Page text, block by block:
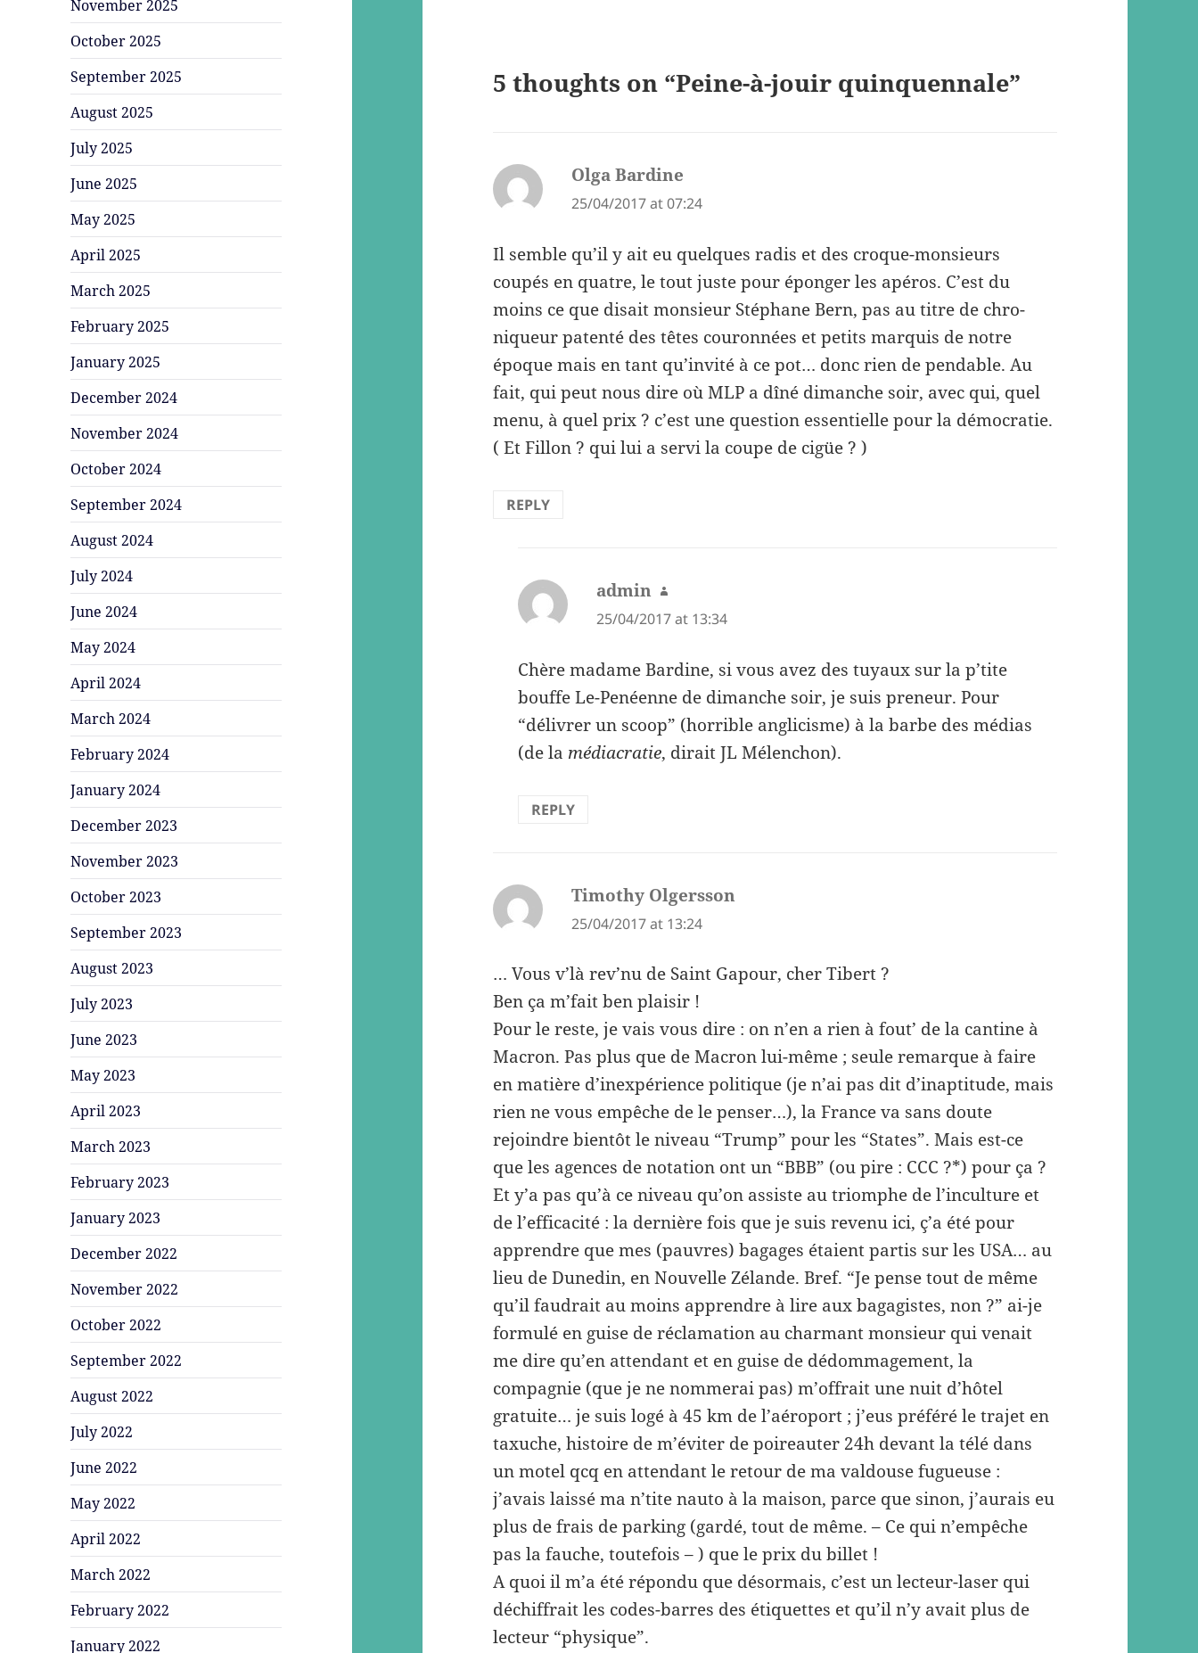
November 2025
October 2025
September 2025
August 2025
July 2025
June 2025
May 2025
April 2025
March 2025
February 2025
January 2025
December 2024
November 2024
October 2024
September 2024
August 2024
July 2024
June 2024
May 2024
April 2024
March 2024
February 2024
January 2024
December 2023
November 2023
October 2023
September 2023
August 2023
July 2023
June 2023
May 2023
April 2023
March 2023
February 2023
January 2023
December 2022
November 2022
October 2022
September 2022
August 2022
July 2022
June 2022
May 2022
April 2022
March 2022
February 2022
January 2022
5 thoughts on “Peine-à-jouir quinquennale”
Olga Bardine
25/04/2017 at 07:24
Il semble qu’il y ait eu quelques radis et des croque-monsieurs
coupés en quatre, le tout juste pour éponger les apéros. C’est du
moins ce que disait monsieur Stéphane Bern, pas au titre de chro-
niqueur patenté des têtes couronnées et petits marquis de notre
époque mais en tant qu’invité à ce pot… donc rien de pendable. Au
fait, qui peut nous dire où MLP a dîné dimanche soir, avec qui, quel
menu, à quel prix ? c’est une question essentielle pour la démocratie.
( Et Fillon ? qui lui a servi la coupe de cigüe ? )
REPLY
admin says:
25/04/2017 at 13:34
Chère madame Bardine, si vous avez des tuyaux sur la p’tite
bouffe Le-Penéenne de dimanche soir, je suis preneur. Pour
“délivrer un scoop” (horrible anglicisme) à la barbe des médias
(de la médiacratie, dirait JL Mélenchon).
REPLY
Timothy Olgersson
25/04/2017 at 13:24
… Vous v’là rev’nu de Saint Gapour, cher Tibert ?
Ben ça m’fait ben plaisir !
Pour le reste, je vais vous dire : on n’en a rien à fout’ de la cantine à
Macron. Pas plus que de Macron lui-même ; seule remarque à faire
en matière d’inexpérience politique (je n’ai pas dit d’inaptitude, mais
rien ne vous empêche de le penser…), la France va sans doute
rejoindre bientôt le niveau “Trump” pour les “States”. Mais est-ce
que les agences de notation ont un “BBB” (ou pire : CCC ?*) pour ça ?
Et y’a pas qu’à ce niveau qu’on assiste au triomphe de l’inculture et
de l’efficacité : la dernière fois que je suis revenu ici, ç’a été pour
apprendre que mes (pauvres) bagages étaient partis sur les USA… au
lieu de Dunedin, en Nouvelle Zélande. Bref. “Je pense tout de même
qu’il faudrait au moins apprendre à lire aux bagagistes, non ?” ai-je
formulé en guise de réclamation au charmant monsieur qui venait
me dire qu’en attendant et en guise de dédommagement, la
compagnie (que je ne nommerai pas) m’offrait une nuit d’hôtel
gratuite… je suis logé à 45 km de l’aéroport ; j’eus préféré le trajet en
taxuche, histoire de m’éviter de poireauter 24h devant la télé dans
un motel qcq en attendant le retour de ma valdouse fugueuse :
j’avais laissé ma n’tite nauto à la maison, parce que sinon, j’aurais eu
plus de frais de parking (gardé, tout de même. – Ce qui n’empêche
pas la fauche, toutefois – ) que le prix du billet !
A quoi il m’a été répondu que désormais, c’est un lecteur-laser qui
déchiffrait les codes-barres des étiquettes et qu’il n’y avait plus de
lecteur “physique”.